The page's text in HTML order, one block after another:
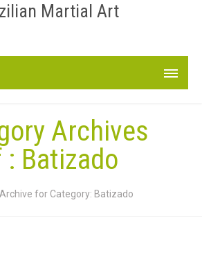
Martial Art
Archives
: Batizado
Archive for Category: Batizado